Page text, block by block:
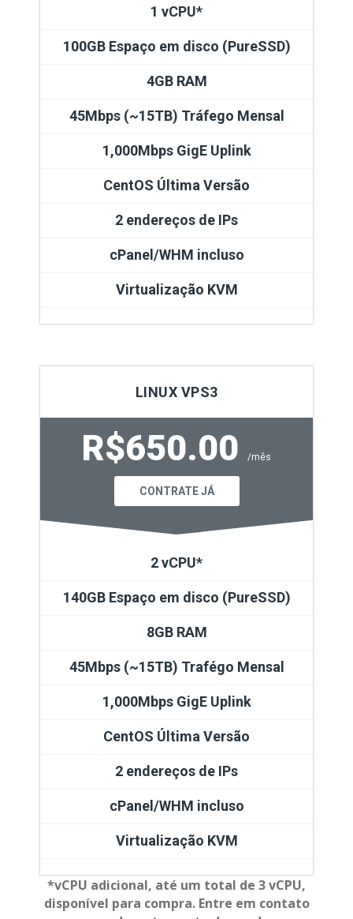
1 vCPU*
100GB Espaço em disco (PureSSD)
4GB RAM
45Mbps (~15TB) Tráfego Mensal
1,000Mbps GigE Uplink
CentOS Última Versão
2 endereços de IPs
cPanel/WHM incluso
Virtualização KVM
LINUX VPS3
R$650.00 /mês
CONTRATE JÁ
2 vCPU*
140GB Espaço em disco (PureSSD)
8GB RAM
45Mbps (~15TB) Trafégo Mensal
1,000Mbps GigE Uplink
CentOS Última Versão
2 endereços de IPs
cPanel/WHM incluso
Virtualização KVM
*vCPU adicional, até um total de 3 vCPU,
disponível para compra. Entre em contato